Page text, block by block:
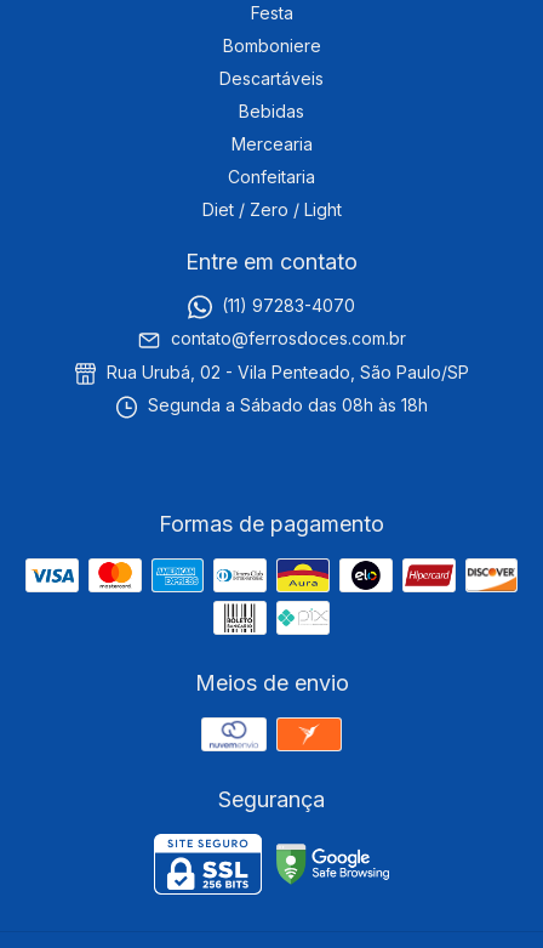
Festa
Bomboniere
Descartáveis
Bebidas
Mercearia
Confeitaria
Diet / Zero / Light
Entre em contato
(11) 97283-4070
contato@ferrosdoces.com.br
Rua Urubá, 02 - Vila Penteado, São Paulo/SP
Segunda a Sábado das 08h às 18h
Formas de pagamento
Meios de envio
Segurança